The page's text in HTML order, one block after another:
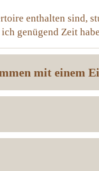
enthalten sind,
genügend Zeit
mit einem